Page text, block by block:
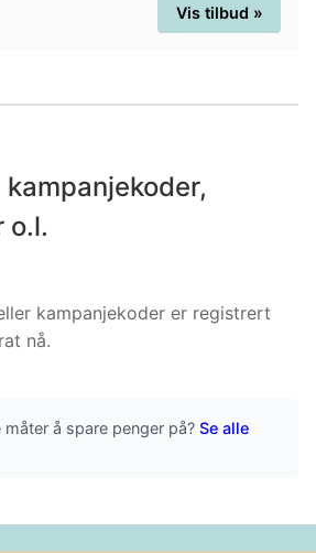
Vis tilbud »
o.l.
kampanjekoder er registrert
nå.
å spare penger på? Se alle